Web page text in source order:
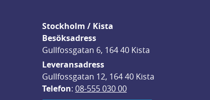
Stockholm / Kista
Besöksadress
Gullfossgatan 6, 164 40 Kista
Leveransadress
Gullfossgatan 12, 164 40 Kista
Telefon: 08-555 030 00